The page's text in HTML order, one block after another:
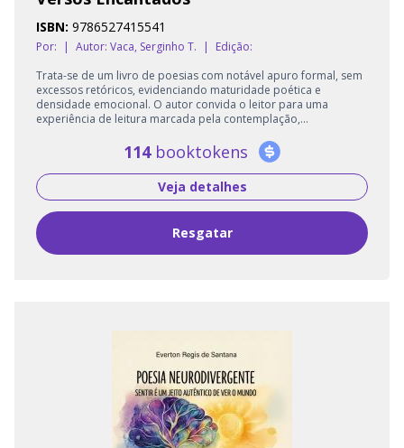
ISBN: 9786527415541
Por: | Autor: Vaca, Serginho T. |
Edição:
Trata-se de um livro de poesias com notável apuro formal, sem
excessos retóricos, evidenciando maturidade poética e
densidade emocional. O autor convida o leitor para uma
experiência de leitura marcada pela contemplação,...
114 booktokens
Veja detalhes
Resgatar